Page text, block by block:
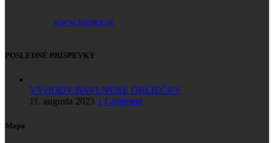
www.favitex.at
POSLEDNÉ PRÍSPEVKY
VÝHODY BAVLNENÉ OBLIEČKY
11. augusta 2023 1 Comment
Mapa